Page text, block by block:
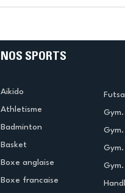
NOS SPORTS
Aikido
Athletisme
Badminton
Basket
Boxe anglaise
Boxe francaise